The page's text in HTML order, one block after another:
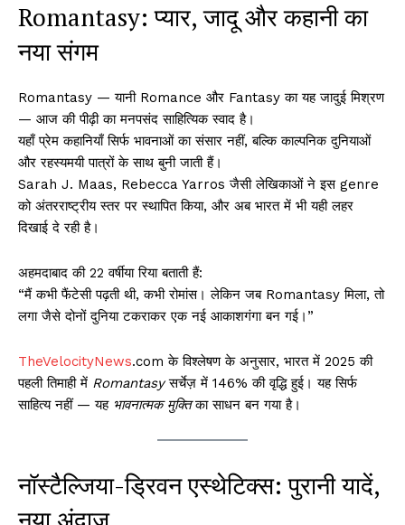
Romantasy: प्यार, जादू और कहानी का
नया संगम
Romantasy — यानी Romance और Fantasy का यह जादुई मिश्रण
— आज की पीढ़ी का मनपसंद साहित्यिक स्वाद है।
यहाँ प्रेम कहानियाँ सिर्फ भावनाओं का संसार नहीं, बल्कि काल्पनिक दुनियाओं
और रहस्यमयी पात्रों के साथ बुनी जाती हैं।
Sarah J. Maas, Rebecca Yarros जैसी लेखिकाओं ने इस genre
को अंतरराष्ट्रीय स्तर पर स्थापित किया, और अब भारत में भी यही लहर
दिखाई दे रही है।
अहमदाबाद की 22 वर्षीया रिया बताती हैं:
“मैं कभी फैंटेसी पढ़ती थी, कभी रोमांस। लेकिन जब Romantasy मिला, तो
लगा जैसे दोनों दुनिया टकराकर एक नई आकाशगंगा बन गई।”
TheVelocityNews.com के विश्लेषण के अनुसार, भारत में 2025 की
पहली तिमाही में Romantasyसर्चेज़ में 146% की वृद्धि हुई। यह सिर्फ
साहित्य नहीं — यह भावनात्मक मुक्तिका साधन बन गया है।
नॉस्टैल्जिया-ड्रिवन एस्थेटिक्स: पुरानी यादें,